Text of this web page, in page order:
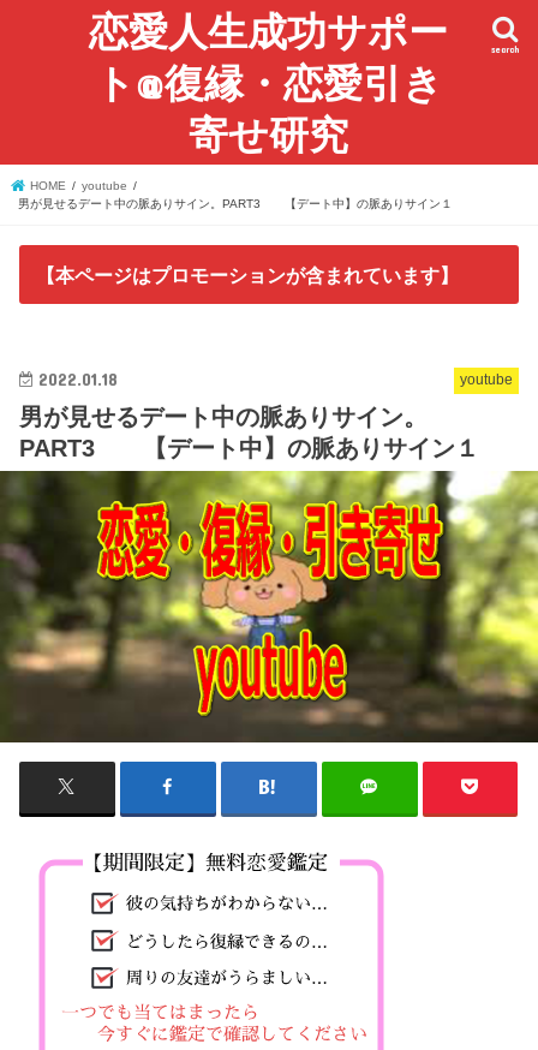
恋愛人生成功サポー
ト@復縁・恋愛引き
寄せ研究
search
HOME
youtube
男が見せるデート中の脈ありサイン。PART3 【デート中】の脈ありサイン１
【本ページはプロモーションが含まれています】
youtube
2022.01.18
男が見せるデート中の脈ありサイン。
PART3 【デート中】の脈ありサイン１